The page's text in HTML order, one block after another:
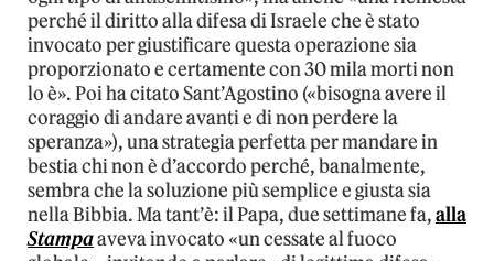
perché il diritto alla difesa di Israele che è stato
invocato per giustificare questa operazione sia
proporzionato e certamente con 30 mila morti non
lo è». Poi ha citato Sant’Agostino («bisogna avere il
coraggio di andare avanti e di non perdere la
speranza»), una strategia perfetta per mandare in
bestia chi non è d’accordo perché, banalmente,
sembra che la soluzione più semplice e giusta sia
nella Bibbia. Ma tant’è: il Papa, due settimane fa,alla
Stampaaveva invocato «un cessate al fuoco